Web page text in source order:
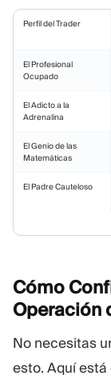
Perfil del Trader
El Profesional
Ocupado
El Adicto a la
Adrenalina
El Genio de las
Matemáticas
El Padre Cauteloso
Cómo
Operación
No necesitas
esto. Aquí está